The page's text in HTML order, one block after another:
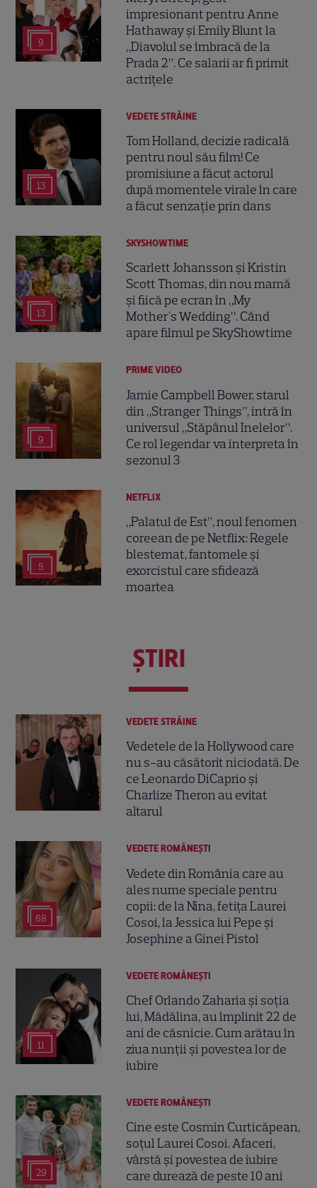
9
impresionant pentru Anne
Hathaway și Emily Blunt la
„Diavolul se îmbracă de la
Prada 2”. Ce salarii ar fi primit
actrițele
13
VEDETE STRĂINE
Tom Holland, decizie radicală
pentru noul său film! Ce
promisiune a făcut actorul
după momentele virale în care
a făcut senzație prin dans
13
SKYSHOWTIME
Scarlett Johansson și Kristin
Scott Thomas, din nou mamă
și fiică pe ecran în „My
Mother's Wedding”. Când
apare filmul pe SkyShowtime
9
PRIME VIDEO
Jamie Campbell Bower, starul
din „Stranger Things”, intră în
universul „Stăpânul Inelelor”.
Ce rol legendar va interpreta în
sezonul 3
5
NETFLIX
„Palatul de Est”, noul fenomen
coreean de pe Netflix: Regele
blestemat, fantomele și
exorcistul care sfidează
moartea
ŞTIRI
VEDETE STRĂINE
Vedetele de la Hollywood care
nu s-au căsătorit niciodată. De
ce Leonardo DiCaprio și
Charlize Theron au evitat
altarul
68
VEDETE ROMÂNEŞTI
Vedete din România care au
ales nume speciale pentru
copii: de la Nina, fetița Laurei
Cosoi, la Jessica lui Pepe și
Josephine a Ginei Pistol
11
VEDETE ROMÂNEŞTI
Chef Orlando Zaharia și soția
lui, Mădălina, au împlinit 22 de
ani de căsnicie. Cum arătau în
ziua nunții și povestea lor de
iubire
29
VEDETE ROMÂNEŞTI
Cine este Cosmin Curticăpean,
soțul Laurei Cosoi. Afaceri,
vârstă și povestea de iubire
care durează de peste 10 ani